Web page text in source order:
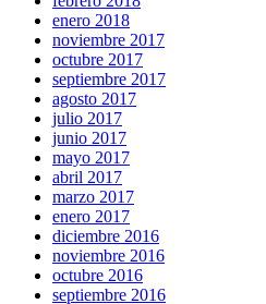
enero 2018
noviembre 2017
octubre 2017
septiembre 2017
agosto 2017
julio 2017
junio 2017
mayo 2017
abril 2017
marzo 2017
enero 2017
diciembre 2016
noviembre 2016
octubre 2016
septiembre 2016